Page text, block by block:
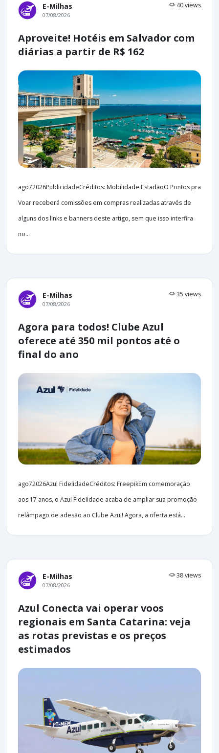
E-Milhas 40 views
07/08/2026
Aproveite! Hotéis em Salvador com
diárias a partir de R$ 162
ago72026PublicidadeCréditos: Mobilidade EstadãoO Pontos pra
Voar receberá comissões em compras realizadas através de
alguns dos links e banners deste artigo, sem que isso interfira
no...
E-Milhas 35 views
07/08/2026
Agora para todos! Clube Azul
oferece até 350 mil pontos até o
final do ano
ago72026Azul FidelidadeCréditos: FreepikEm comemoração
aos 17 anos, o Azul Fidelidade acaba de ampliar sua promoção
relâmpago de adesão ao Clube Azul! Agora, a oferta está...
E-Milhas 38 views
07/08/2026
Azul Conecta vai operar voos
regionais em Santa Catarina: veja
as rotas previstas e os preços
estimados